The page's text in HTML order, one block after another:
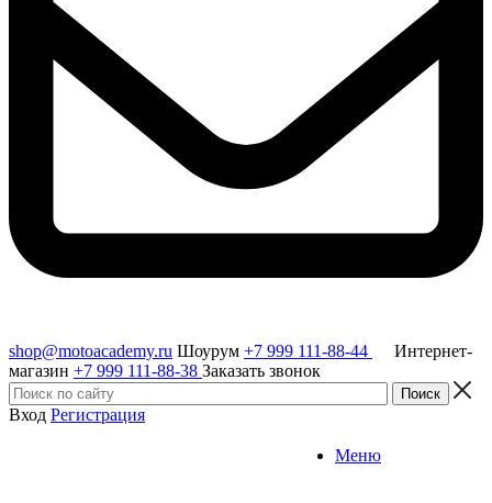
shop@motoacademy.ru Шоурум +7 999 111-88-44
Интернет-
магазин +7 999 111-88-38 Заказать звонок
Вход Регистрация
Меню